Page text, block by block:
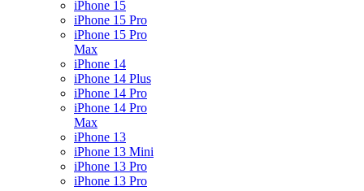
iPhone 15
iPhone 15 Pro
iPhone 15 Pro
Max
iPhone 14
iPhone 14 Plus
iPhone 14 Pro
iPhone 14 Pro
Max
iPhone 13
iPhone 13 Mini
iPhone 13 Pro
iPhone 13 Pro